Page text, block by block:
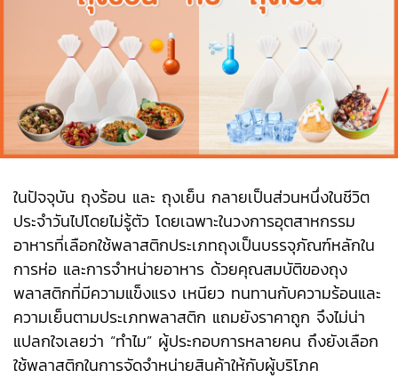
ในปัจจุบัน ถุงร้อน และ ถุงเย็น กลายเป็นส่วนหนึ่งในชีวิต
ประจำวันไปโดยไม่รู้ตัว โดยเฉพาะในวงการอุตสาหกรรม
อาหารที่เลือกใช้พลาสติกประเภทถุงเป็นบรรจุภัณฑ์หลักใน
การห่อ และการจำหน่ายอาหาร ด้วยคุณสมบัติของถุง
พลาสติกที่มีความแข็งแรง เหนียว ทนทานกับความร้อนและ
ความเย็นตามประเภทพลาสติก แถมยังราคาถูก จึงไม่น่า
แปลกใจเลยว่า “ทำไม” ผู้ประกอบการหลายคน ถึงยังเลือก
ใช้พลาสติกในการจัดจำหน่ายสินค้าให้กับผู้บริโภค